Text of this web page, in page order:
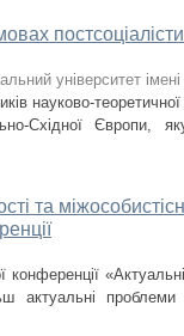
університет
науково-
Східної Європи,
та
актуальні проблеми